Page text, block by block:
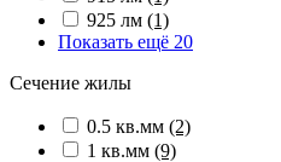
925 лм (1)
Показать ещё 20
Сечение жилы
0.5 кв.мм (2)
1 кв.мм (9)